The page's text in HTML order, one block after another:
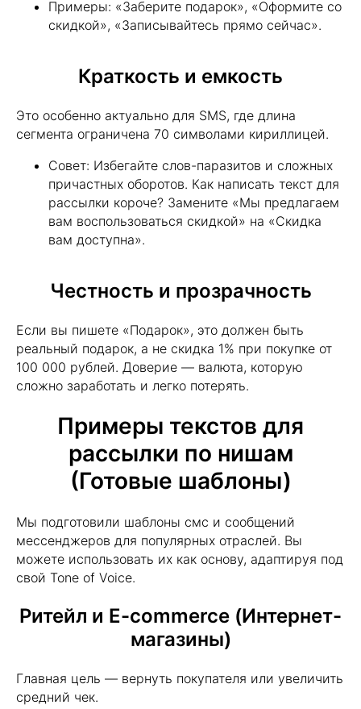
Примеры: «Заберите подарок», «Оформите со
скидкой», «Записывайтесь прямо сейчас».
Краткость и емкость
Это особенно актуально для SMS, где длина
сегмента ограничена 70 символами кириллицей.
Совет: Избегайте слов-паразитов и сложных
причастных оборотов. Как написать текст для
рассылки короче? Замените «Мы предлагаем
вам воспользоваться скидкой» на «Скидка
вам доступна».
Честность и прозрачность
Если вы пишете «Подарок», это должен быть
реальный подарок, а не скидка 1% при покупке от
100 000 рублей. Доверие — валюта, которую
сложно заработать и легко потерять.
Примеры текстов для
рассылки по нишам
(Готовые шаблоны)
Мы подготовили шаблоны смс и сообщений
мессенджеров для популярных отраслей. Вы
можете использовать их как основу, адаптируя под
свой Tone of Voice.
Ритейл и E-commerce (Интернет-
магазины)
Главная цель — вернуть покупателя или увеличить
средний чек.